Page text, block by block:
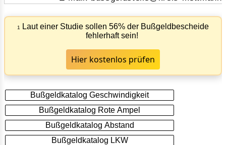
1
Laut einer Studie sollen 56% der Bußgeldbescheide
fehlerhaft sein!
Hier kostenlos prüfen
Bußgeldkatalog Geschwindigkeit
Bußgeldkatalog Rote Ampel
Bußgeldkatalog Abstand
Bußgeldkatalog LKW